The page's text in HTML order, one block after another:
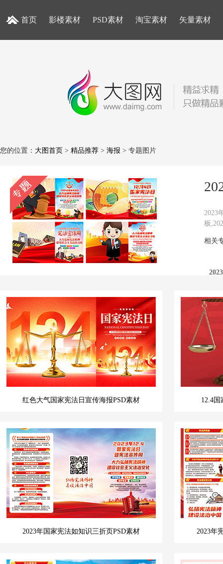
首页 影楼素材 PSD素材 淘宝素材 矢量素材
您的位置： 大图首页 > 精品推荐 > 海报 > 专题图片
2023
板
相关
红色大气国家宪法日宣传海报PSD素材 12.4
2023年国家宪法如知识三折页PSD素材 2023年